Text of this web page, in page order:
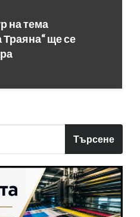
на тема
ще се
Търсене